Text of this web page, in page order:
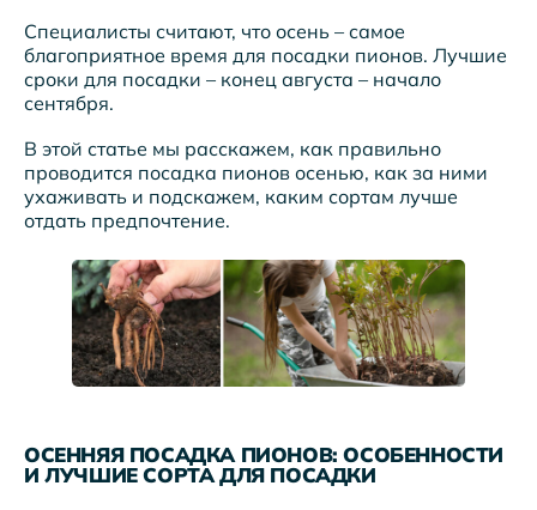
Специалисты считают, что осень – самое
благоприятное время для посадки пионов. Лучшие
сроки для посадки – конец августа – начало
сентября.
В этой статье мы расскажем, как правильно
проводится посадка пионов осенью, как за ними
ухаживать и подскажем, каким сортам лучше
отдать предпочтение.
ОСЕННЯЯ ПОСАДКА ПИОНОВ: ОСОБЕННОСТИ
И ЛУЧШИЕ СОРТА ДЛЯ ПОСАДКИ